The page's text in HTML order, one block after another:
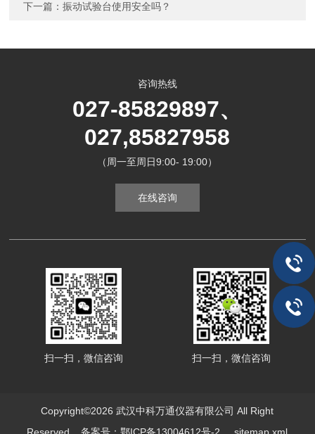
下一篇：振动试验台使用安全吗？
咨询热线
027-85829897、
027,85827958
（周一至周日9:00- 19:00）
在线咨询
扫一扫，微信咨询 扫一扫，微信咨询
Copyright©2026 武汉中科万通仪器有限公司 All Right